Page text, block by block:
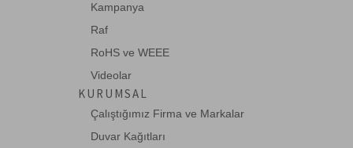
Kampanya
Raf
RoHS ve WEEE
Videolar
KURUMSAL
Çalıştığımız Firma ve Markalar
Duvar Kağıtları